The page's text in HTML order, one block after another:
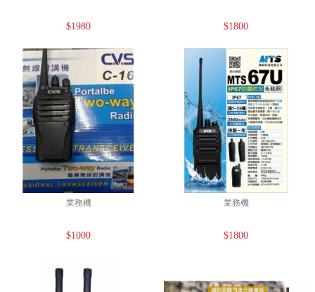
$1980 $1800
業務機
$1000
業務機
$1800